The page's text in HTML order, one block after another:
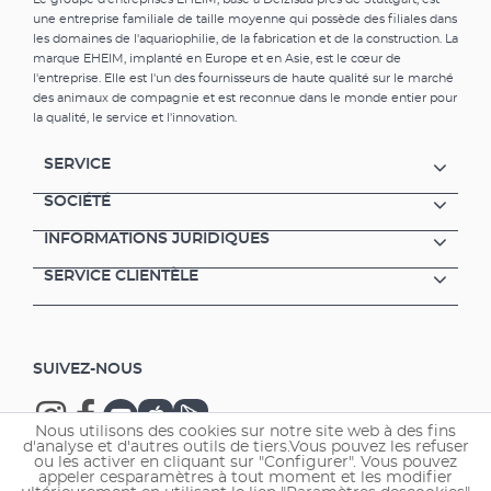
(regulierbarer Diffusor im
Verpackungsumfang) Adapter zum Anschluss
des EHEIM InstallationsSETs 2 Modularer
Aufbau – dadurch variables Filtervolumen,
ganzen Linie Der ideale Innenfilter für
Sauerstoffanreicherung (Schnellfilter und
eignet sich für Becken ab 100 l sowie auch für
größere Aquarien über 200 l. Am Adapter
verschiedene andere Elemente (z.B. Düsen,
angeschlossen werden. Der Diffusor zur
Sauerstoffanreicherung ist regulierbar; die
Luftzufuhr lässt sich individuell dosieren.
PowerLine ist modular aufgebaut. Dadurch
une entreprise familiale de taille moyenne qui possède des filiales dans
les domaines de l'aquariophilie, de la fabrication et de la construction. La
marque EHEIM, implanté en Europe et en Asie, est le cœur de
l'entreprise. Elle est l'un des fournisseurs de haute qualité sur le marché
des animaux de compagnie et est reconnue dans le monde entier pour
la qualité, le service et l'innovation.
SERVICE
SOCIÉTÉ
INFORMATIONS JURIDIQUES
SERVICE CLIENTÈLE
SUIVEZ-NOUS
Nous utilisons des cookies sur notre site web à des fins
d'analyse et d'autres outils de tiers.Vous pouvez les refuser
ou les activer en cliquant sur "Configurer". Vous pouvez
appeler cesparamètres à tout moment et les modifier